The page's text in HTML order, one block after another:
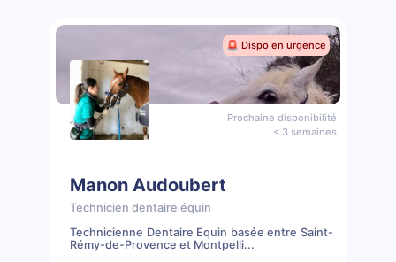
🚨 Dispo en urgence
Prochaine disponibilité
< 3 semaines
Manon Audoubert
Technicien dentaire équin
Technicienne Dentaire Équin basée entre Saint-
Rémy-de-Provence et Montpelli...